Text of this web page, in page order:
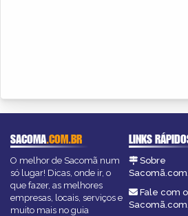
SACOMA.COM.BR
O melhor de Sacomã num
só lugar! Dicas, onde ir, o
que fazer, as melhores
empresas, locais, serviços e
muito mais no guia
LINKS
Sobre
Fale com o